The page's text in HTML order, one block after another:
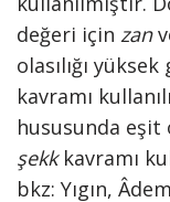
değeri için zan
olasılığı
kavramı
hususunda eşit
şekkkavramı
bkz: Yıgın,